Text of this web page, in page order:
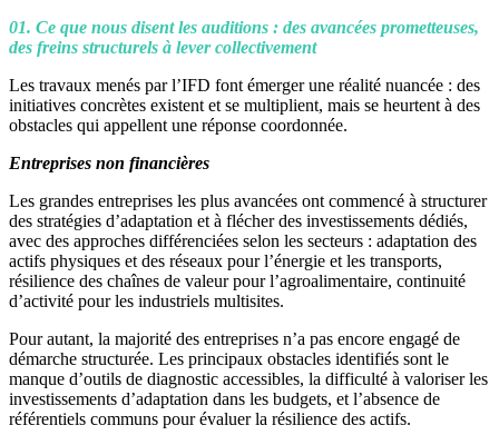
01. Ce que nous disent les auditions : des avancées prometteuses,
des freins structurels à lever collectivement
Les travaux menés par l’IFD font émerger une réalité nuancée : des
initiatives concrètes existent et se multiplient, mais se heurtent à des
obstacles qui appellent une réponse coordonnée.
Entreprises non financières
Les grandes entreprises les plus avancées ont commencé à structurer
des stratégies d’adaptation et à flécher des investissements dédiés,
avec des approches différenciées selon les secteurs : adaptation des
actifs physiques et des réseaux pour l’énergie et les transports,
résilience des chaînes de valeur pour l’agroalimentaire, continuité
d’activité pour les industriels multisites.
Pour autant, la majorité des entreprises n’a pas encore engagé de
démarche structurée. Les principaux obstacles identifiés sont le
manque d’outils de diagnostic accessibles, la difficulté à valoriser les
investissements d’adaptation dans les budgets, et l’absence de
référentiels communs pour évaluer la résilience des actifs.